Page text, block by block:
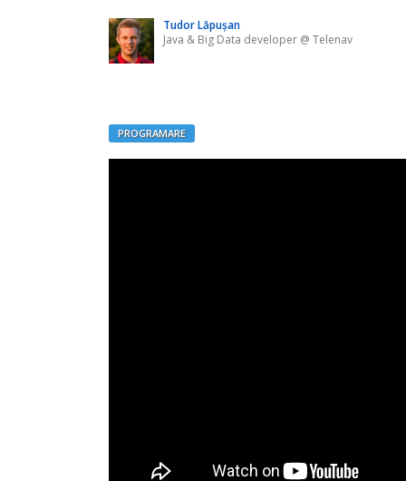
Tudor Lăpușan
Java & Big Data developer @ Telenav
PROGRAMARE